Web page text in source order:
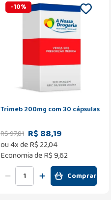
-10%
Trimeb 200mg com 30 cápsulas
R$97,81 R$ 88,19
ou4x deR$ 22,04
Economia deR$ 9,62
Comprar